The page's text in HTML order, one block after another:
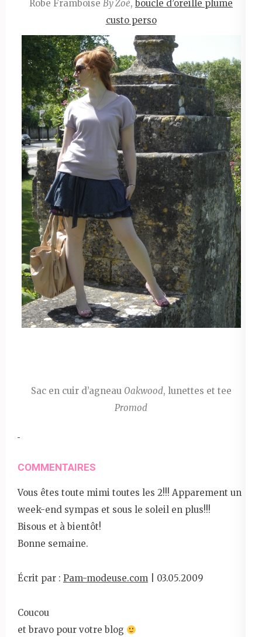
Robe Framboise By Zoé, boucle d’oreille plume
custo perso
Sac en cuir d’agneau Oakwood, lunettes et tee
Promod
COMMENTAIRES
Vous êtes toute mimi toutes les 2!!! Apparement un
week-end sympas et sous le soleil en plus!!!
Bisous et à bientôt!
Bonne semaine.
Écrit par : Pam-modeuse.com | 03.05.2009
Coucou
et bravo pour votre blog